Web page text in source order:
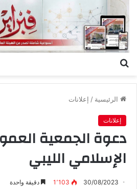
الرئيسية / إعلانات
إعلانات
دعوة الجمعية
الإسلامي الليبي
30/08/2023 1٬103 دقيقة واحدة